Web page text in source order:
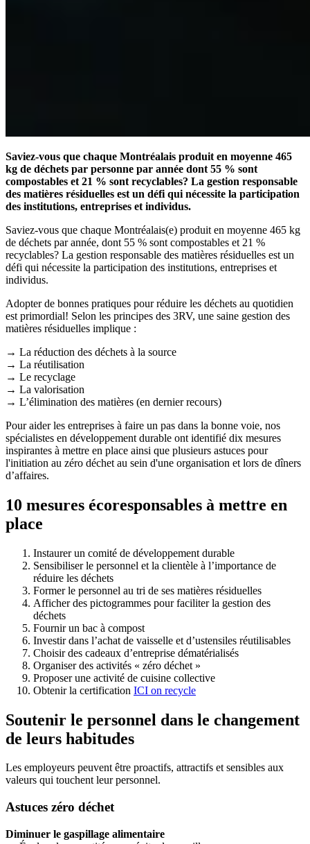
Saviez-vous que chaque Montréalais produit en moyenne 465
kg de déchets par personne par année dont 55 % sont
compostables et 21 % sont recyclables? La gestion responsable
des matières résiduelles est un défi qui nécessite la participation
des institutions, entreprises et individus.
Saviez-vous que chaque Montréalais(e) produit en moyenne 465 kg
de déchets par année, dont 55 % sont compostables et 21 %
recyclables? La gestion responsable des matières résiduelles est un
défi qui nécessite la participation des institutions, entreprises et
individus.
Adopter de bonnes pratiques pour réduire les déchets au quotidien
est primordial! Selon les principes des 3RV, une saine gestion des
matières résiduelles implique :
→ La réduction des déchets à la source
→ La réutilisation
→ Le recyclage
→ La valorisation
→ L’élimination des matières (en dernier recours)
Pour aider les entreprises à faire un pas dans la bonne voie, nos
spécialistes en développement durable ont identifié dix mesures
inspirantes à mettre en place ainsi que plusieurs astuces pour
l'initiation au zéro déchet au sein d'une organisation et lors de dîners
d’affaires.
10 mesures écoresponsables à mettre en
place
Instaurer un comité de développement durable
Sensibiliser le personnel et la clientèle à l’importance de
réduire les déchets
Former le personnel au tri de ses matières résiduelles
Afficher des pictogrammes pour faciliter la gestion des
déchets
Fournir un bac à compost
Investir dans l’achat de vaisselle et d’ustensiles réutilisables
Choisir des cadeaux d’entreprise dématérialisés
Organiser des activités « zéro déchet »
Proposer une activité de cuisine collective
Obtenir la certification ICI on recycle
Soutenir le personnel dans le changement
de leurs habitudes
Les employeurs peuvent être proactifs, attractifs et sensibles aux
valeurs qui touchent leur personnel.
Astuces zéro déchet
Diminuer le gaspillage alimentaire